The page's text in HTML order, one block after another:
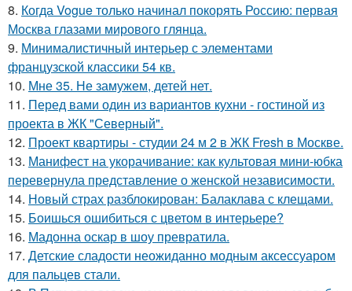
8. Когда Vogue только начинал покорять Россию: первая
Москва глазами мирового глянца.
9. Минималистичный интерьер с элементами
французской классики 54 кв.
10. Мне 35. Не замужем, детей нет.
11. Перед вами один из вариантов кухни - гостиной из
проекта в ЖК "Северный".
12. Проект квартиры - студии 24 м 2 в ЖК Fresh в Москве.
13. Манифест на укорачивание: как культовая мини-юбка
перевернула представление о женской независимости.
14. Новый страх разблокирован: Балаклава с клещами.
15. Боишься ошибиться с цветом в интерьере?
16. Мадонна оскар в шоу превратила.
17. Детские сладости неожиданно модным аксессуаром
для пальцев стали.